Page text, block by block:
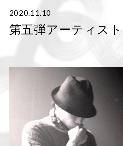
2020.11.10
第五弾アーティス